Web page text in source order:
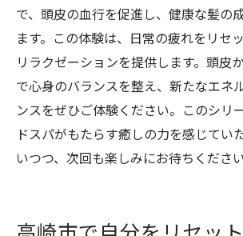
で、頭皮の血行を促進し、健康な髪の
ます。この体験は、日常の疲れをリセ
リラクゼーションを提供します。頭皮
で心身のバランスを整え、新たなエネ
ンスをぜひご体験ください。このシリ
ドスパがもたらす癒しの力を感じてい
いつつ、次回も楽しみにお待ちください